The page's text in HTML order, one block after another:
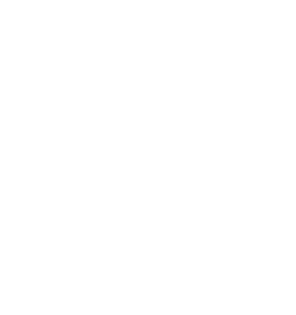
It On The Wind» [streaming]